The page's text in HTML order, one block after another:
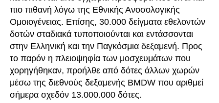
πιο πιθανή λόγω της Εθνικής Ανοσολογικής
Ομοιογένειας. Επίσης, 30.000 δείγματα εθελοντών
δοτών σταδιακά τυποποιούνται και εντάσσονται
στην Ελληνική και την Παγκόσμια δεξαμενή. Προς
το παρόν η πλειοψηφία των μοσχευμάτων που
χορηγήθηκαν, προήλθε από δότες άλλων χωρών
μέσω της διεθνούς δεξαμενής BMDW που αριθμεί
σήμερα σχεδόν 13.000.000 δότες.